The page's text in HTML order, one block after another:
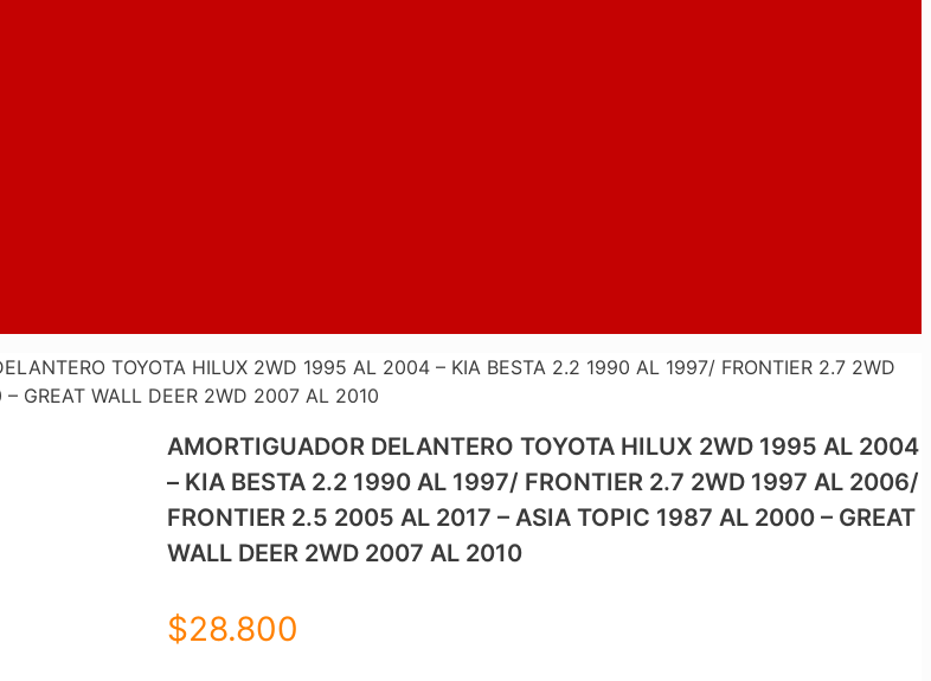
TOYOTA HILUX 2WD 1995 AL 2004 – KIA BESTA 2.2 1990 AL 1997/ FRONTIER 2.7 2WD
GREAT WALL DEER 2WD 2007 AL 2010
AMORTIGUADOR DELANTERO TOYOTA HILUX 2WD 1995 AL 2004
– KIA BESTA 2.2 1990 AL 1997/ FRONTIER 2.7 2WD 1997 AL 2006/
FRONTIER 2.5 2005 AL 2017 – ASIA TOPIC 1987 AL 2000 – GREAT
WALL DEER 2WD 2007 AL 2010
$28.800